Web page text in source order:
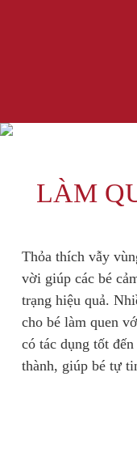
LÀM
Thỏa thích vẫy
vời giúp các bé
trạng hiệu quả.
cho bé làm quen
có tác dụng tốt
thành, giúp bé tự